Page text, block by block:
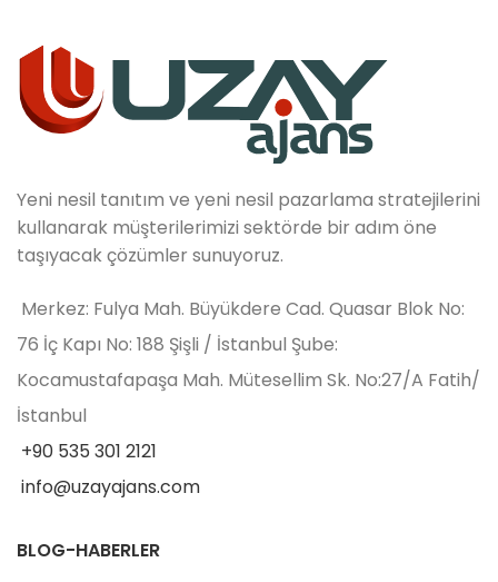
Yeni nesil tanıtım ve yeni nesil pazarlama stratejilerini
kullanarak müşterilerimizi sektörde bir adım öne
taşıyacak çözümler sunuyoruz.
Merkez: Fulya Mah. Büyükdere Cad. Quasar Blok No:
76 İç Kapı No: 188 Şişli / İstanbul Şube:
Kocamustafapaşa Mah. Mütesellim Sk. No:27/A Fatih/
İstanbul
+90 535 301 2121
info@uzayajans.com
BLOG-HABERLER